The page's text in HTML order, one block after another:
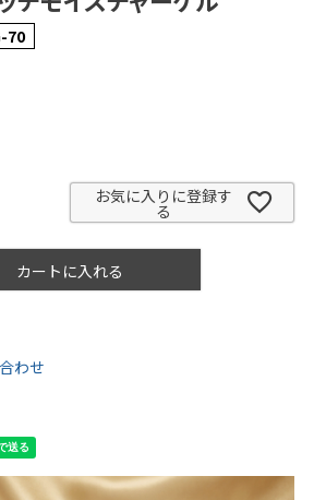
70
お気に入りに登録す
る
カートに入れる
わせ